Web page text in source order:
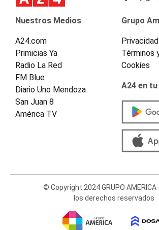
Nuestros Medios
A24.com
Primicias Ya
Radio La Red
FM Blue
Diario Uno Mendoza
San Juan 8
América TV
Grupo
Privacidad
Términos
Cookies
A24 en
© Copyright 2024 GRUPO
los derechos reservados